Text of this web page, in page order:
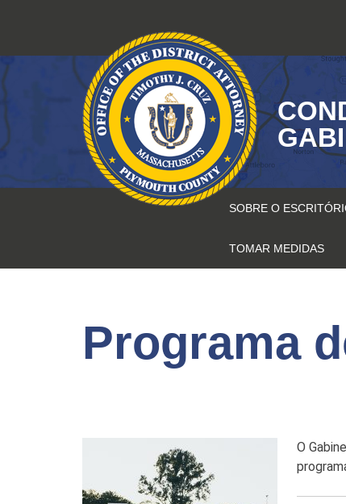
conteúdo
SOBRE O
TOMAR MEDIDAS
Programa
O